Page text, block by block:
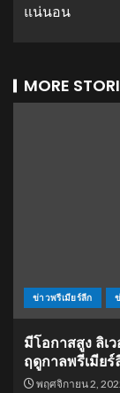
แน่นอน
MORE
ข่าวพรีเมียร์ลีก
มีโอกาสสูง ลิเ
ฤดูกาลพรีเมียร์
พฤศจิกายน 2,